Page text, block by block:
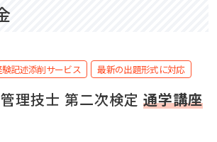
記述添削サービス 最新の出題形式に対応
理技士 第二次検定 通学講座